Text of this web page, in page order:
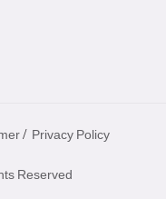
/ Privacy Policy
Reserved